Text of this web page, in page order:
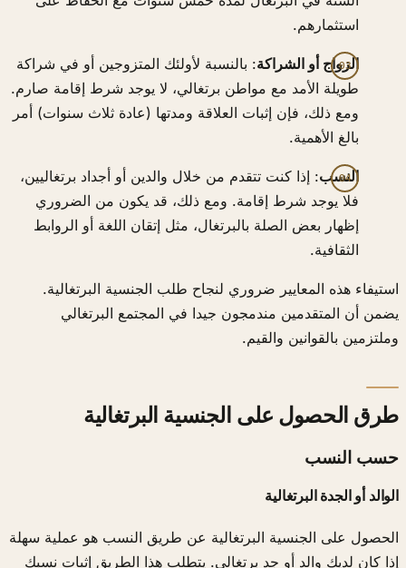
استثمارهم.
الزواج أو الشراكة: بالنسبة لأولئك المتزوجين أو في شراكة
طويلة الأمد مع مواطن برتغالي، لا يوجد شرط إقامة صارم.
ومع ذلك، فإن إثبات العلاقة ومدتها (عادة ثلاث سنوات) أمر
بالغ الأهمية.
النسب: إذا كنت تتقدم من خلال والدين أو أجداد برتغاليين،
فلا يوجد شرط إقامة. ومع ذلك، قد يكون من الضروري
إظهار بعض الصلة بالبرتغال، مثل إتقان اللغة أو الروابط
الثقافية.
استيفاء هذه المعايير ضروري لنجاح طلب الجنسية البرتغالية.
يضمن أن المتقدمين مندمجون جيدا في المجتمع البرتغالي
وملتزمين بالقوانين والقيم.
طرق الحصول على الجنسية البرتغالية
حسب النسب
الوالد أو الجدة البرتغالية
الحصول على الجنسية البرتغالية عن طريق النسب هو عملية سهلة
إذا كان لديك والد أو جد برتغالي. يتطلب هذا الطريق إثبات نسبك